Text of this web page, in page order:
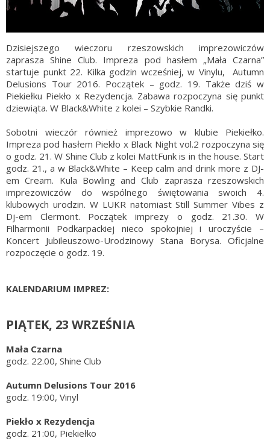
Dzisiejszego wieczoru rzeszowskich imprezowiczów
zaprasza Shine Club. Impreza pod hasłem „Mała Czarna”
startuje punkt 22. Kilka godzin wcześniej, w Vinylu, Autumn
Delusions Tour 2016. Początek – godz. 19. Także dziś w
Piekiełku Piekło x Rezydencja. Zabawa rozpoczyna się punkt
dziewiąta. W Black&White z kolei – Szybkie Randki.
Sobotni wieczór również imprezowo w klubie Piekiełko.
Impreza pod hasłem Piekło x Black Night vol.2 rozpoczyna się
o godz. 21. W Shine Club z kolei MattFunk is in the house. Start
godz. 21., a w Black&White – Keep calm and drink more z DJ-
em Cream. Kula Bowling and Club zaprasza rzeszowskich
imprezowiczów do wspólnego świętowania swoich 4.
klubowych urodzin. W LUKR natomiast Still Summer Vibes z
Dj-em Clermont. Początek imprezy o godz. 21.30. W
Filharmonii Podkarpackiej nieco spokojniej i uroczyście –
Koncert Jubileuszowo-Urodzinowy Stana Borysa. Oficjalne
rozpoczęcie o godz. 19.
KALENDARIUM IMPREZ:
PIĄTEK, 23 WRZEŚNIA
Mała Czarna
godz. 22.00, Shine Club
Autumn Delusions Tour 2016
godz. 19:00, Vinyl
Piekło x Rezydencja
godz. 21:00, Piekiełko